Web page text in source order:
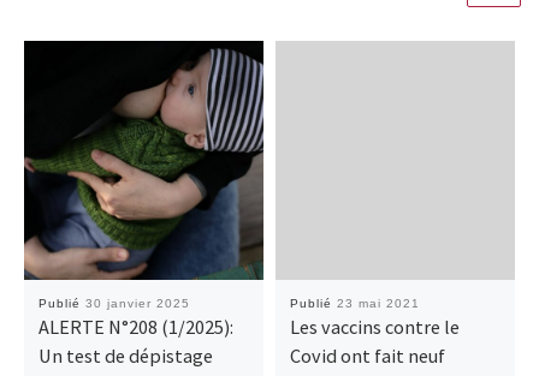
Publié 30 janvier 2025
ALERTE N°208 (1/2025):
Un test de dépistage
Publié 23 mai 2021
Les vaccins contre le
Covid ont fait neuf